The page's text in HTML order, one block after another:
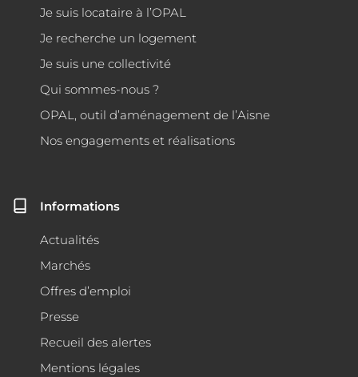
Je suis locataire à l’OPAL
Je recherche un logement
Je suis une collectivité
Qui sommes-nous ?
OPAL, outil d’aménagement de l’Aisne
Nos engagements et réalisations
Informations
Actualités
Marchés
Offres d’emploi
Presse
Recueil des alertes
Mentions légales